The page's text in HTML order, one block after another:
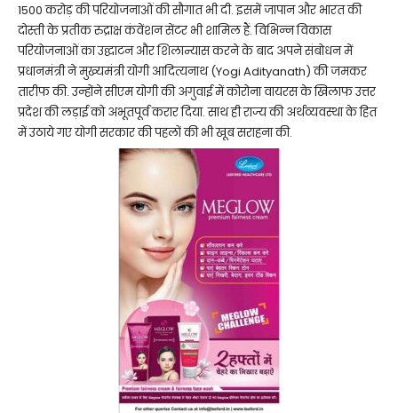
1500 करोड़ की परियोजनाओं की सौगात भी दी. इसमें जापान और भारत की
दोस्ती के प्रतीक रुद्राक्ष कंवेंशन सेंटर भी शामिल हैं. विभिन्न विकास
परियोजनाओं का उद्घाटन और शिलान्यास करने के बाद अपने संबोधन में
प्रधानमंत्री ने मुख्यमंत्री योगी आदित्यनाथ (Yogi Adityanath) की जमकर
तारीफ की. उन्होंने सीएम योगी की अगुवाई में कोरोना वायरस के खिलाफ उत्तर
प्रदेश की लड़ाई को अभूतपूर्व करार दिया. साथ ही राज्य की अर्थव्यवस्था के हित
में उठाये गए योगी सरकार की पहलों की भी खूब सराहना की.